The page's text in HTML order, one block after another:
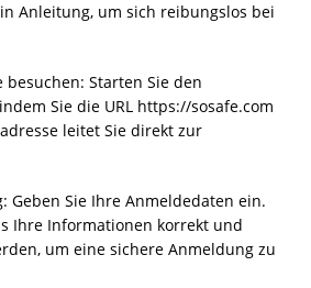
Anleitung, um sich reibungslos bei
besuchen: Starten Sie den
Sie die URL https://sosafe.com
leitet Sie direkt zur
Geben Sie Ihre Anmeldedaten ein.
Ihre Informationen korrekt und
um eine sichere Anmeldung zu